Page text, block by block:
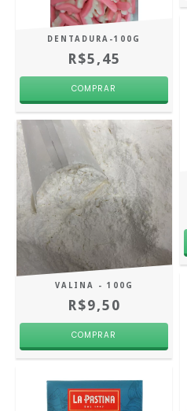
DENTADURA-100G
R$5,45
VALINA - 100G
R$9,50